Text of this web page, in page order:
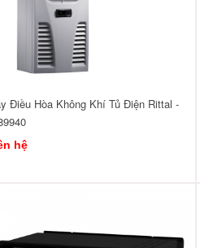
Điều Hòa Không Khí Tủ Điện Rittal -
hệ